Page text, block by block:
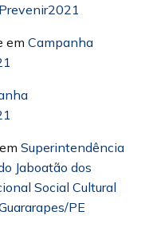
em Campanha
em Superintendência
Jaboatão dos
Social Cultural
PE